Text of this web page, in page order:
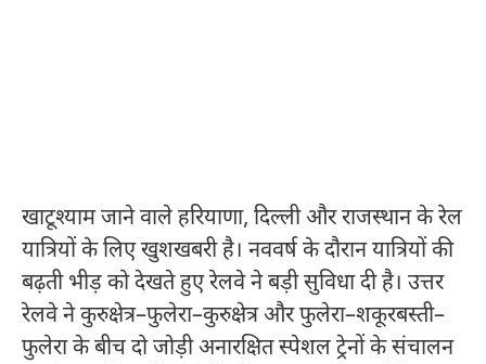
खाटूश्याम जाने वाले हरियाणा, दिल्ली और राजस्थान के रेल
यात्रियों के लिए खुशखबरी है। नववर्ष के दौरान यात्रियों की
बढ़ती भीड़ को देखते हुए रेलवे ने बड़ी सुविधा दी है। उत्तर
रेलवे ने कुरुक्षेत्र–फुलेरा–कुरुक्षेत्र और फुलेरा–शकूरबस्ती–
फुलेरा के बीच दो जोड़ी अनारक्षित स्पेशल ट्रेनों के संचालन